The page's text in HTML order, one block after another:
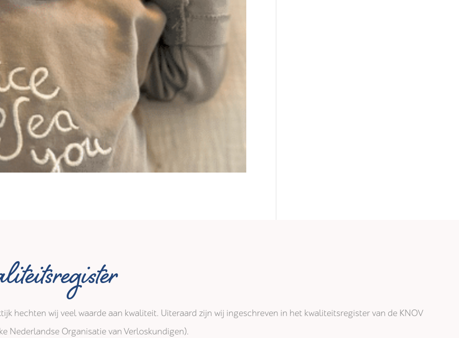
hechten wij veel waarde aan kwaliteit. Uiteraard zijn wij ingeschreven in het kwaliteitsregister van de KNOV
Nederlandse Organisatie van Verloskundigen).